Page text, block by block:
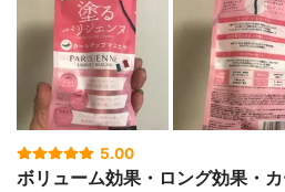
5.00
ボリューム効果・ロング効果・